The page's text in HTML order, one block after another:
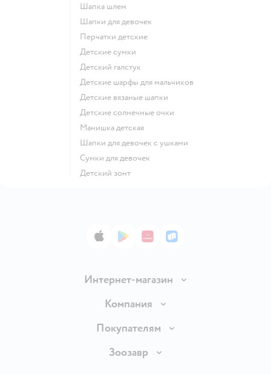
Шапка шлем
Шапки для девочек
Перчатки детские
Детские сумки
Детский галстук
Детские шарфы для мальчиков
Детские вязаные шапки
Детские солнечные очки
Манишка детская
Шапки для девочек с ушками
Сумки для девочек
Детский зонт
App StoreGoogle Play
AppGallery
RuStore
Интернет-магазин
Доставка и оплата
Обмен и возврат товара
Правила продажи
Компания
О компании
Инвесторам
Покупателям
Бонусные карты
Зоозавр